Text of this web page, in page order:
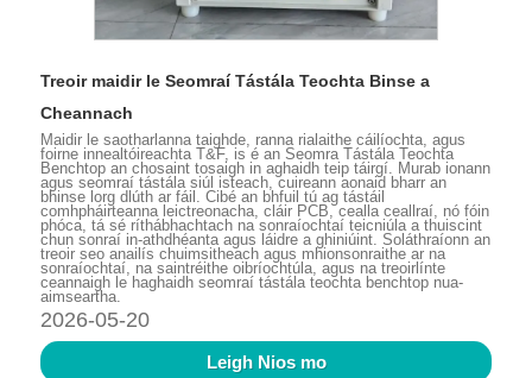
Treoir maidir le Seomraí Tástála Teochta Binse a
Cheannach
Maidir le saotharlanna taighde, ranna rialaithe cáilíochta, agus
foirne innealtóireachta T&F, is é an Seomra Tástála Teochta
Benchtop an chosaint tosaigh in aghaidh teip táirgí. Murab ionann
agus seomraí tástála siúl isteach, cuireann aonaid bharr an
bhinse lorg dlúth ar fáil. Cibé an bhfuil tú ag tástáil
comhpháirteanna leictreonacha, cláir PCB, cealla ceallraí, nó fóin
phóca, tá sé ríthábhachtach na sonraíochtaí teicniúla a thuiscint
chun sonraí in-athdhéanta agus láidre a ghiniúint. Soláthraíonn an
treoir seo anailís chuimsitheach agus mhionsonraithe ar na
sonraíochtaí, na saintréithe oibríochtúla, agus na treoirlínte
ceannaigh le haghaidh seomraí tástála teochta benchtop nua-
aimseartha.
2026-05-20
Leigh Nios mo